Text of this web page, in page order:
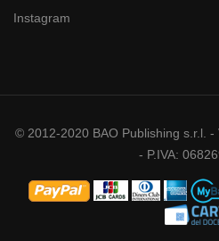
Instagram
© 2012-2020 BAO Publishing s.r.l.
- P.IVA: